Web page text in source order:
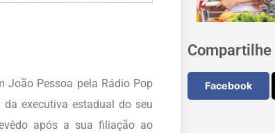
João Pessoa pela Rádio Pop
executiva estadual do seu
após a sua filiação ao
Facebook